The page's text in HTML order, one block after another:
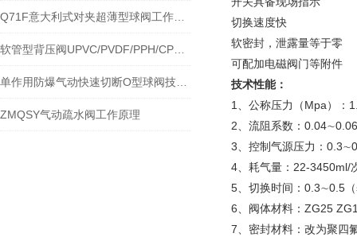
ZMQSY气动疏水阀工作原理
切换速度快
软密封，泄露量等于零
可配加电磁阀门等附件
技术性能：
1、公称压力（Mpa）：
2、流阻系数：0.04∼0.06
3、控制气源压力：
4、耗气量：22-3450ml/
5、切换时间：0.3∼0.5
6、阀体材料：ZG25
7、密封材料：改为聚四